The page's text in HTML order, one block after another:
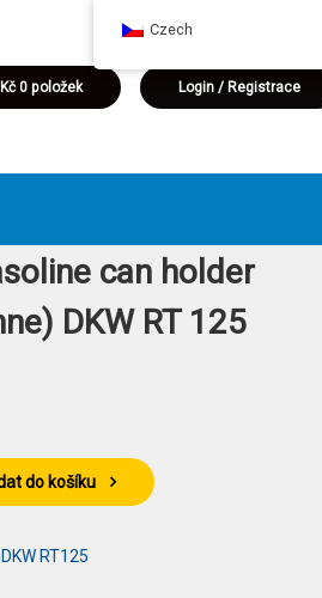
0 položek Login /Registrace
can holder
DKW RT 125
holder (Spritzkanne) DKW RT 125 množství
do košíku
DKW RT125
Czech